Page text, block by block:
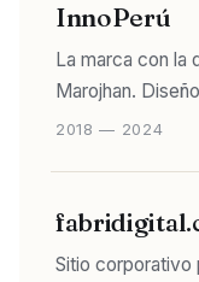
InnoPerú
La marca con la
Marojhan.
2018 — 2024
Sitio corporativo